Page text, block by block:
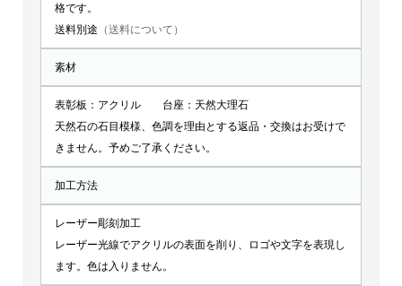
格です。
送料別途 （送料について）
素材
表彰板：アクリル 台座：天然大理石
天然石の石目模様、色調を理由とする返品・交換はお受けで
きません。予めご了承ください。
加工方法
レーザー彫刻加工
レーザー光線でアクリルの表面を削り、ロゴや文字を表現し
ます。色は入りません。